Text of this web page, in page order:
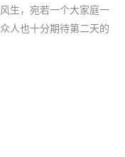
生，宛若一个大家庭一
人也十分期待第二天的